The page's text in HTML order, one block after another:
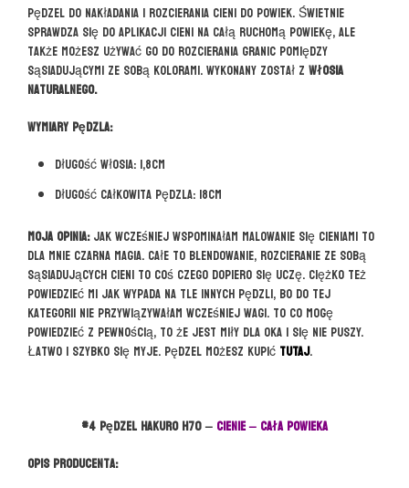
Pędzel do nakładania i rozcierania cieni do powiek. Świetnie
sprawdza się do aplikacji cieni na całą ruchomą powiekę, ale
także możesz używać go do rozcierania granic pomiędzy
sąsiadującymi ze sobą kolorami. Wykonany został z włosia
naturalnego.
Wymiary pędzla:
Długość włosia: 1,8cm
Długość całkowita pędzla: 18cm
Moja opinia:Jak wcześniej wspominałam malowanie się cieniami to
dla mnie czarna magia. Całe to blendowanie, rozcieranie ze sobą
sąsiadujących cieni to coś czego dopiero się uczę. Ciężko też
powiedzieć mi jak wypada na tle innych pędzli, bo do tej
kategorii nie przywiązywałam wcześniej wagi. To co mogę
powiedzieć z pewnością, to że jest miły dla oka i się nie puszy.
Łatwo i szybko się myje. Pędzel możesz kupić TUTAJ.
#4 pędzel HAKURO H70 – CIENIE – cała powieka
Opis producenta: